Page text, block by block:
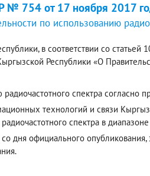
№ 754 от 17 ноября 2017
по использованию
в соответствии со
Республики «О
спектра согласно
технологий и связи
спектра в
дня официального